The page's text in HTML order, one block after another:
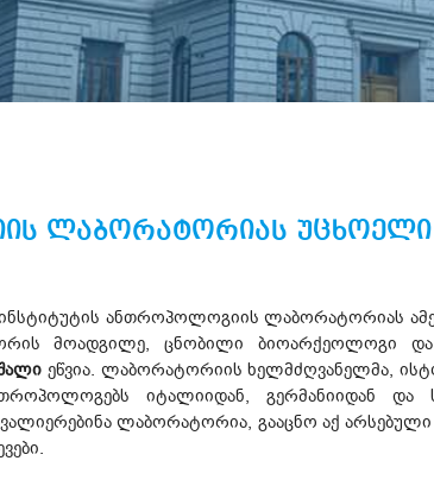
ლაბორატორიას უცხოელი
ანთროპოლოგიის ლაბორატორიას
მოადგილე, ცნობილი ბიოარქეოლოგი
ეწვია. ლაბორატორიის ხელმძღვანელმა,
იტალიიდან, გერმანიიდან
ლაბორატორია, გააცნო აქ